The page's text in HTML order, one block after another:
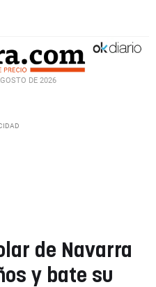
DE 2026
de Navarra
y bate su